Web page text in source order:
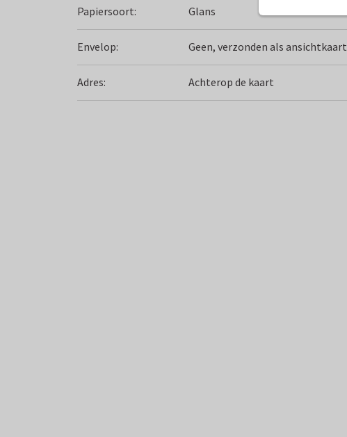
Papiersoort: Glans
Envelop: Geen, verzonden als ansichtkaart
Adres: Achterop de kaart